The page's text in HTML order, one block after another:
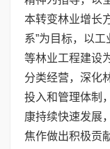
本转变林业增长
系”为目标，以
等林业工程建设
分类经营，深化
投入和管理体制
康持续快速发展
焦作做出积极贡